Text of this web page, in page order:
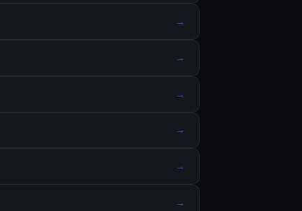
→
→
→
→
→
→